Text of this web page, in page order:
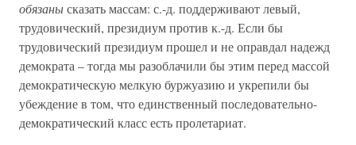
обязанысказать массам: с.-д. поддерживают левый,
трудовический, президиум против к.-д. Если бы
трудовический президиум прошел и не оправдал надежд
демократа – тогда мы разоблачили бы этим перед массой
демократическую мелкую буржуазию и укрепили бы
убеждение в том, что единственный последовательно-
демократический класс есть пролетариат.